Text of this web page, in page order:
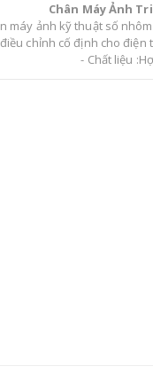
Chân Máy Ảnh
máy ảnh kỹ thuật số
chỉnh cố định cho điện
- Chất liệu